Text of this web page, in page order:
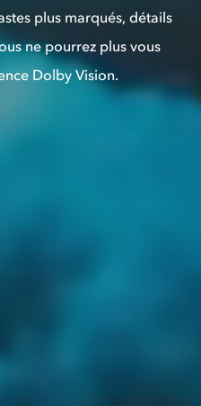
plus marqués, détails
ne pourrez plus vous
Dolby Vision.